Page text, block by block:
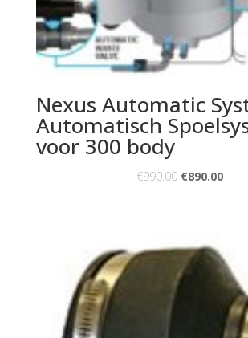
Nexus Automatic
Automatisch
voor 300 body
€990.00 €890.00